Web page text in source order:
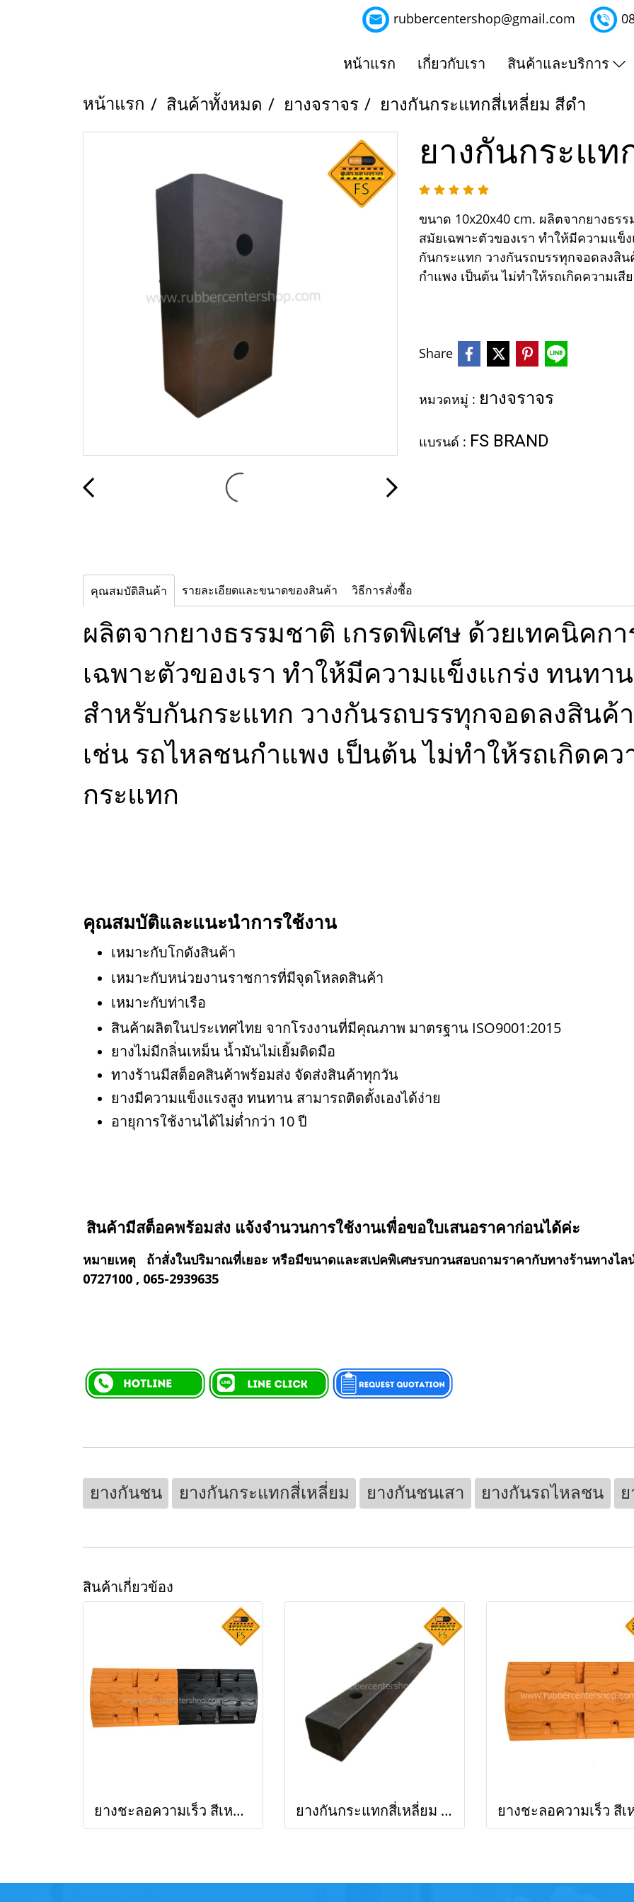
rubbercentershop@gmail.com
หน้าแรก เกี่ยวกับเรา สินค้าและบริการ
หน้าแรก สินค้าทั้งหมด ยางจราจร ยางกันกระแทกสี่เหลี่ยม สีดำ
ยางกันกระแท
ขนาด 10x20x40 cm. ผลิตจากยางธร
สมัยเฉพาะตัวของเรา ทำให้มีความแ
กันกระแทก วางกันรถบรรทุกจอดลงสิ
กำแพง เป็นต้น ไม่ทำให้รถเกิดความเสี
Share
หมวดหมู่ : ยางจราจร
แบรนด์ : FS BRAND
คุณสมบัติสินค้า รายละเอียดและขนาดของสินค้า วิธีการสั่งซื้อ
ผลิตจากยางธรรมชาติ เกรดพิเศษ ด้วยเทคนิคก
เฉพาะตัวของเรา ทำให้มีความแข็งแกร่ง ทนทา
สำหรับกันกระแทก วางกันรถบรรทุกจอดลงสินค้
เช่น รถไหลชนกำแพง เป็นต้น ไม่ทำให้รถเกิดคว
กระแทก
คุณสมบัติและแนะนำการใช้งาน
เหมาะกับโกดังสินค้า
เหมาะกับหน่วยงานราชการที่มีจุดโหลดสินค้า
เหมาะกับท่าเรือ
สินค้าผลิตในประเทศไทย จากโรงงานที่มีคุณภาพ มาตรฐาน ISO9001:2015
ยางไม่มีกลิ่นเหม็น น้ำมันไม่เยิ้มติดมือ
ทางร้านมีสต็อคสินค้าพร้อมส่ง จัดส่งสินค้าทุกวัน
ยางมีความแข็งแรงสูง ทนทาน สามารถติดตั้งเองได้ง่าย
อายุการใช้งานได้ไม่ต่ำกว่า 10 ปี
สินค้ามีสต็อคพร้อมส่ง แจ้งจำนวนการใช้งานเพื่อขอใบเสนอราคาก่อนได้ค่ะ
หมายเหตุ ถ้าสั่งในปริมาณที่เยอะ หรือมีขนาดและสเปคพิเศษรบกวนสอบถามราคากับทางร้านทางไ
0727100 , 065-2939635
ยางกันชน ยางกันกระแทกสี่เหลี่ยม ยางกันชนเสา ยางกันรถไหลชน
สินค้าเกี่ยวข้อง
ยางชะลอความเร็ว สีเหลือง-ดำ ยางกันกระแทกสี่เหลี่ยม สีดำ